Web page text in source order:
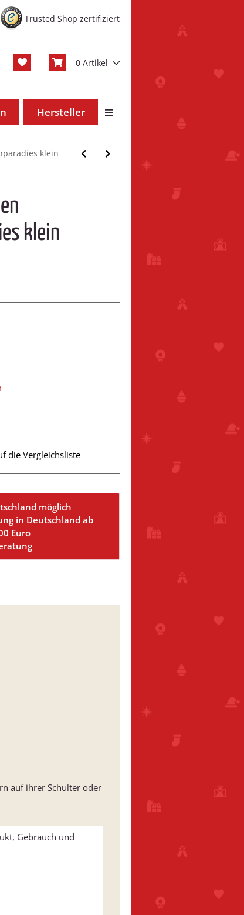
Trusted Shop zertifiziert
0 Artikel
Hersteller
klein
klein
die Vergleichsliste
möglich
in Deutschland ab
Euro
auf ihrer Schulter oder
Gebrauch und